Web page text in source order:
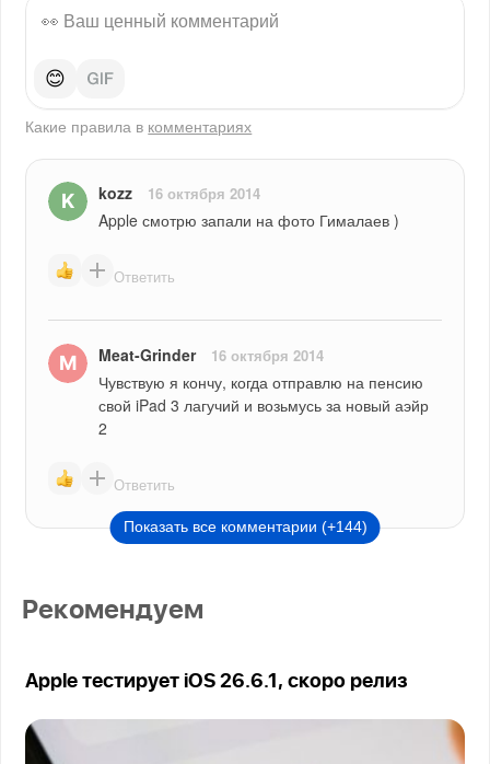
😊
Какие правила в комментариях
kozz 16 октября 2014
Apple смотрю запали на фото Гималаев )
Ответить
Meat-Grinder 16 октября 2014
Чувствую я кончу, когда отправлю на пенсию
свой iPad 3 лагучий и возьмусь за новый аэйр
2
Ответить
Показать все комментарии (+144)
Рекомендуем
Apple тестирует iOS 26.6.1, скоро релиз